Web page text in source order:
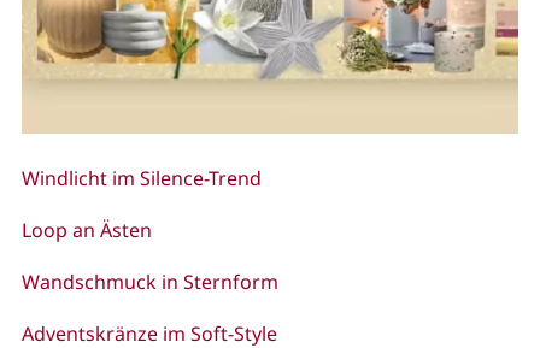
Windlicht im Silence-Trend
Loop an Ästen
Wandschmuck in Sternform
Adventskränze im Soft-Style